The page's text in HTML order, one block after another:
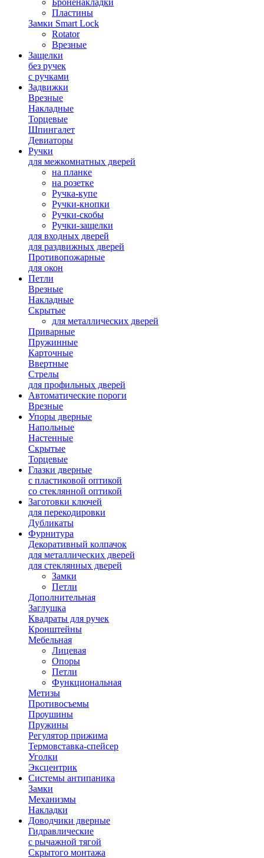
Броненакладки
Пластины
Замки Smart Lock
Rotator
Врезные
Защелки
без ручек
с ручками
Задвижки
Врезные
Накладные
Торцевые
Шпингалет
Девиаторы
Ручки
для межкомнатных дверей
на планке
на розетке
Ручка-купе
Ручки-кнопки
Ручки-скобы
Ручки-защелки
для входных дверей
для раздвижных дверей
Противопожарные
для окон
Петли
Врезные
Накладные
Скрытые
для металлических дверей
Приварные
Пружинные
Карточные
Ввертные
Стрелы
для профильных дверей
Автоматические пороги
Врезные
Упоры дверные
Напольные
Настенные
Скрытые
Торцевые
Глазки дверные
с пластиковой оптикой
со стеклянной оптикой
Заготовки ключей
для перекодировки
Дубликаты
Фурнитура
Декоративный колпачок
для металлических дверей
для стеклянных дверей
Замки
Петли
Дополнительная
Заглушка
Квадраты для ручек
Кронштейны
Мебельная
Лицевая
Опоры
Петли
Функциональная
Метизы
Противосъемы
Проушины
Пружины
Регулятор прижима
Термовставка-спейсер
Уголки
Эксцентрик
Системы антипаника
Замки
Механизмы
Накладки
Доводчики дверные
Гидравлические
с рычажной тягой
Скрытого монтажа